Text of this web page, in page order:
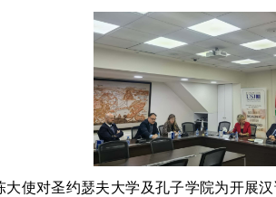
大使对圣约瑟夫大学及孔子学院为开展